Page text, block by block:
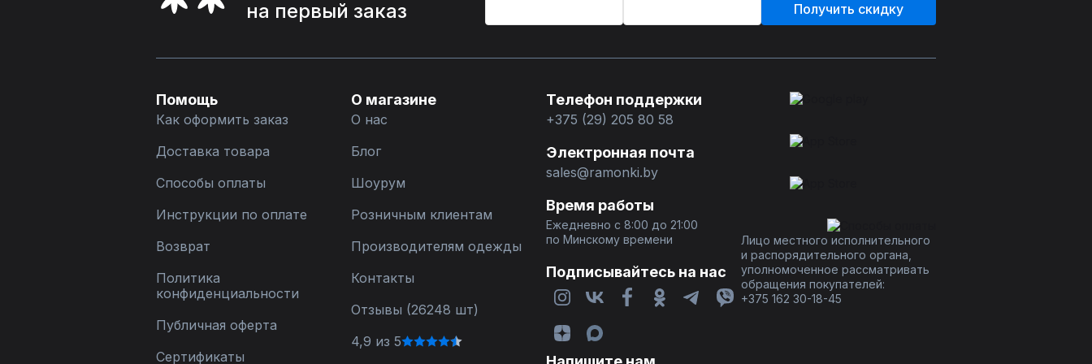
на первый заказ
Получить скидку
Помощь
Как оформить заказ
Доставка товара
Способы оплаты
Инструкции по оплате
Возврат
Политика
конфиденциальности
Публичная оферта
Сертификаты
О магазине
О нас
Блог
Шоурум
Розничным клиентам
Производителям одежды
Контакты
Отзывы (26248 шт)
4,9 из 5
Телефон поддержки
+375 (29) 205 80 58
Электронная почта
sales@ramonki.by
Время работы
Ежедневно с 8:00 до 21:00
по Минскому времени
Подписывайтесь на нас
Лицо местного исполнительного
и распорядительного органа,
уполномоченное рассматривать
обращения покупателей:
+375 162 30-18-45